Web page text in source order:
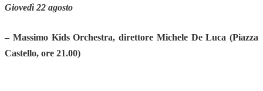
Giovedì 22 agosto
– Massimo Kids Orchestra, direttore Michele De Luca (Piazza
Castello, ore 21.00)